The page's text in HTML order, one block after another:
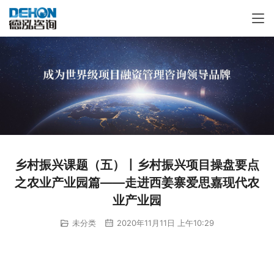
乡村振兴课题（五）丨乡村振兴项目操盘要点
之农业产业园篇——走进西姜寨爱思嘉现代农
业产业园
未分类 2020年11月11日 上午10:29